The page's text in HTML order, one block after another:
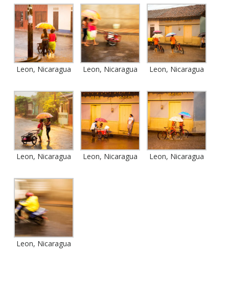
Leon, Nicaragua Leon, Nicaragua Leon, Nicaragua
Leon, Nicaragua Leon, Nicaragua Leon, Nicaragua
Leon, Nicaragua